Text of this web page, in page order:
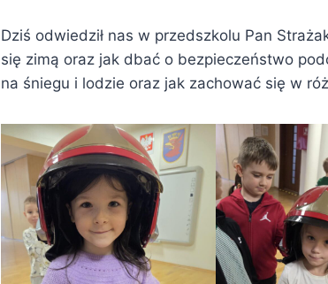
Dziś odwiedził nas w przedszkolu Pan
się zimą oraz jak dbać o bezpieczeństwo
na śniegu i lodzie oraz jak zachować się w